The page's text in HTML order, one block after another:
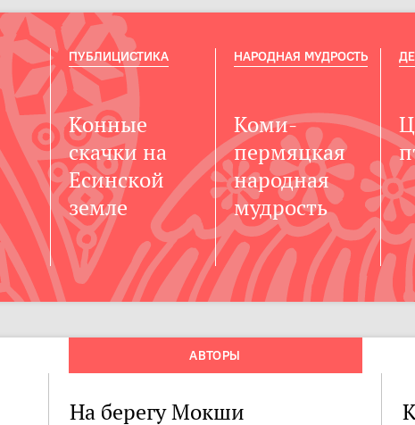
Конные
скачки на
Есинской
земле
ПУБЛИЦИСТИКА
Коми-
пермяцкая
народная
мудрость
НАРОДНАЯ МУДРОСТЬ
АВТОРЫ
На берегу Мокши